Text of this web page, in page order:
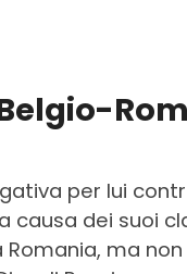
per lui
causa dei suoi
ma